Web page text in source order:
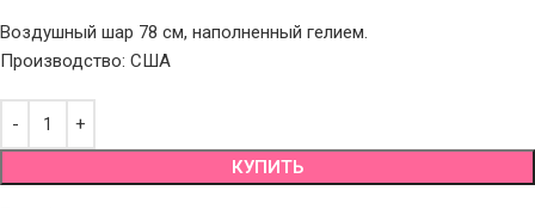
Воздушный шар 78 см, наполненный гелием.
Производство: США
КУПИТЬ